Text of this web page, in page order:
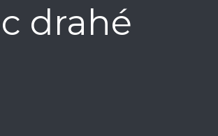
drahé